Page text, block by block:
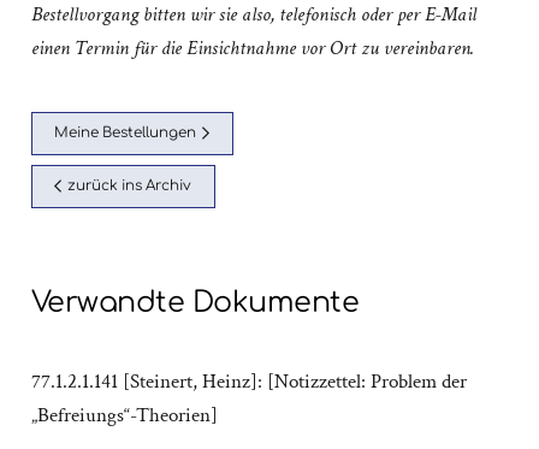
Bestellvorgang bitten wir sie also, telefonisch oder per E-Mail
einen Termin für die Einsichtnahme vor Ort zu vereinbaren.
Meine Bestellungen
zurück ins Archiv
Verwandte Dokumente
77.1.2.1.141 [Steinert, Heinz]: [Notizzettel: Problem der
„Befreiungs“-Theorien]